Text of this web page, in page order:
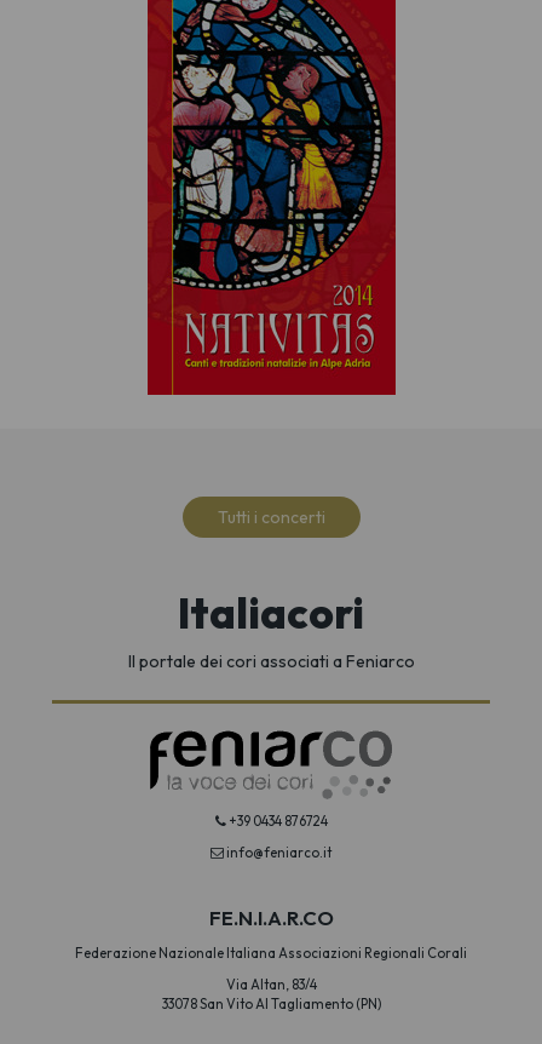
Tutti i concerti
Italiacori
Il portale dei cori associati a Feniarco
+39 0434 876724
info@feniarco.it
FE.N.I.A.R.CO
Federazione Nazionale Italiana Associazioni Regionali Corali
Via Altan, 83/4
33078 San Vito Al Tagliamento (PN)